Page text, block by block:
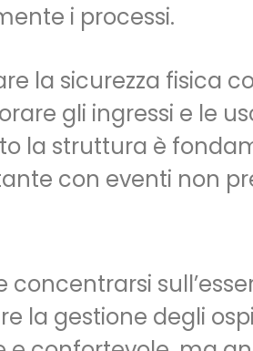
i processi.
la sicurezza fisica
gli ingressi e le
la struttura è
con eventi non
concentrarsi
gestione degli